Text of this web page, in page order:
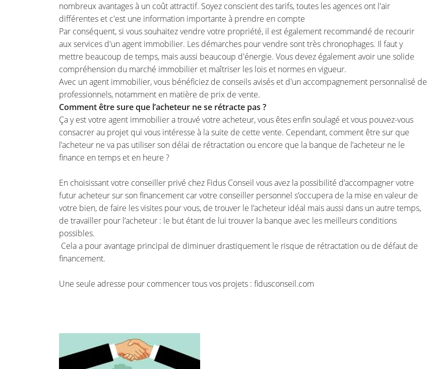
nombreux avantages à un coût attractif. Soyez conscient des tarifs, toutes les agences ont l'air
différentes et c'est une information importante à prendre en compte
Par conséquent, si vous souhaitez vendre votre propriété, il est également recommandé de recourir
aux services d'un agent immobilier. Les démarches pour vendre sont très chronophages. Il faut y
mettre beaucoup de temps, mais aussi beaucoup d'énergie. Vous devez également avoir une solide
compréhension du marché immobilier et maîtriser les lois et normes en vigueur.
Avec un agent immobilier, vous bénéficiez de conseils avisés et d'un accompagnement personnalisé de
professionnels, notamment en matière de prix de vente.
Comment être sure que l’acheteur ne se rétracte pas ?
Ça y est votre agent immobilier a trouvé votre acheteur, vous êtes enfin soulagé et vous pouvez-vous
consacrer au projet qui vous intéresse à la suite de cette vente. Cependant, comment être sur que
l’acheteur ne va pas utiliser son délai de rétractation ou encore que la banque de l’acheteur ne le
finance en temps et en heure ?
En choisissant votre conseiller privé chez Fidus Conseil vous avez la possibilité d’accompagner votre
futur acheteur sur son financement car votre conseiller personnel s’occupera de la mise en valeur de
votre bien, de faire les visites pour vous, de trouver le l’acheteur idéal mais aussi dans un autre temps,
de travailler pour l’acheteur : le but étant de lui trouver la banque avec les meilleurs conditions
possibles.
Cela a pour avantage principal de diminuer drastiquement le risque de rétractation ou de défaut de
financement.
Une seule adresse pour commencer tous vos projets : fidusconseil.com